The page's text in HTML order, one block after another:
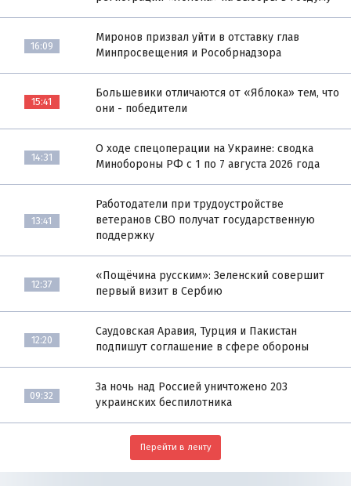
16:09
Миронов призвал уйти в отставку глав
Минпросвещения и Рособрнадзора
15:41
Большевики отличаются от «Яблока» тем, что
они - победители
14:31
О ходе спецоперации на Украине: сводка
Минобороны РФ с 1 по 7 августа 2026 года
13:41
Работодатели при трудоустройстве
ветеранов СВО получат государственную
поддержку
12:37
«Пощёчина русским»: Зеленский совершит
первый визит в Сербию
12:20
Саудовская Аравия, Турция и Пакистан
подпишут соглашение в сфере обороны
09:32
За ночь над Россией уничтожено 203
украинских беспилотника
Перейти в ленту